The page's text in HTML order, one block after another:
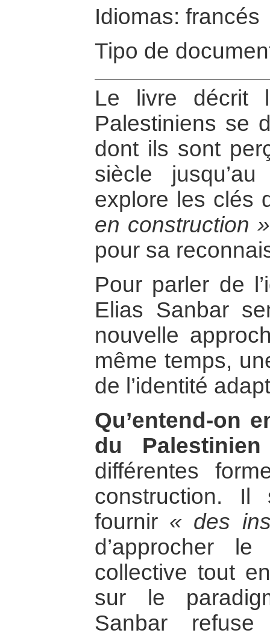
Idiomas: francés
Tipo de
Le livre décrit
Palestiniens se
dont ils sont
siècle
explore les clés
en construction »
pour sa
Pour parler de
Elias Sanbar
nouvelle
même temps,
de l’identité
Qu’entend-on
du
différentes
construction. Il
fournir « des
d’approcher
collective tout
sur le
Sanbar